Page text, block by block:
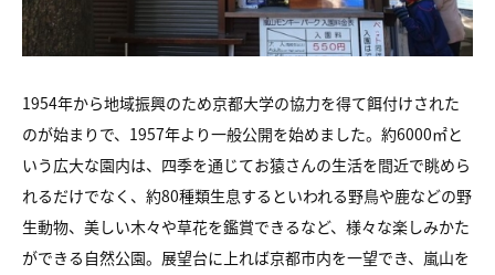
1954年から地域振興のため京都大学の協力を得て餌付けされた
のが始まりで、1957年より一般公開を始めました。約6000㎡と
いう広大な園内は、四季を通じてお猿さんの生活を間近で眺めら
れるだけでなく、約80種類生息するといわれる野鳥や鹿などの野
生動物、美しい木々や草花を鑑賞できるなど、様々な楽しみかた
ができる自然公園。展望台に上れば京都市内を一望でき、嵐山を